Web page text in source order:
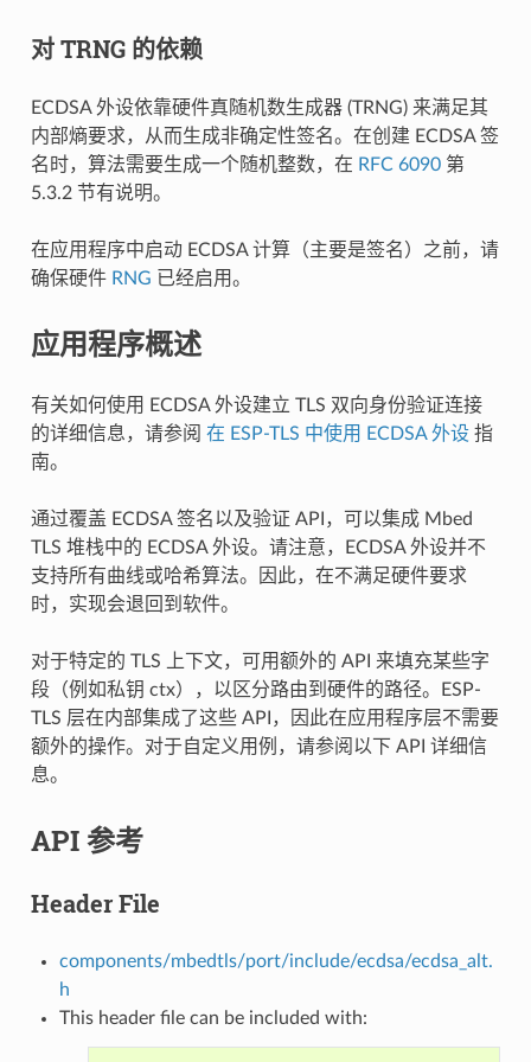
对 TRNG 的依赖
ECDSA 外设依靠硬件真随机数生成器 (TRNG) 来满足其
内部熵要求，从而生成非确定性签名。在创建 ECDSA 签
名时，算法需要生成一个随机整数，在 RFC 6090第
5.3.2 节有说明。
在应用程序中启动 ECDSA 计算（主要是签名）之前，请
确保硬件 RNG 已经启用。
应用程序概述
有关如何使用 ECDSA 外设建立 TLS 双向身份验证连接
的详细信息，请参阅 在 ESP-TLS 中使用 ECDSA 外设指
南。
通过覆盖 ECDSA 签名以及验证 API，可以集成 Mbed
TLS 堆栈中的 ECDSA 外设。请注意，ECDSA 外设并不
支持所有曲线或哈希算法。因此，在不满足硬件要求
时，实现会退回到软件。
对于特定的 TLS 上下文，可用额外的 API 来填充某些字
段（例如私钥 ctx），以区分路由到硬件的路径。ESP-
TLS 层在内部集成了这些 API，因此在应用程序层不需要
额外的操作。对于自定义用例，请参阅以下 API 详细信
息。
API 参考
Header File
components/mbedtls/port/include/ecdsa/ecdsa_alt.
h
This header file can be included with: